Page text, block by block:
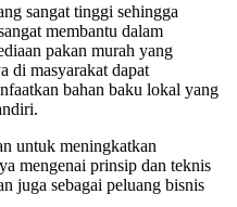
sangat tinggi sehingga
membantu dalam
pakan murah yang
di masyarakat dapat
bahan baku lokal yang
untuk meningkatkan
mengenai prinsip dan teknis
juga sebagai peluang bisnis